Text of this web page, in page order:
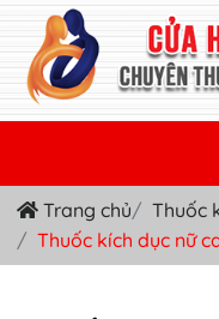
TRANG CHỦ
THUỐC KÍCH DỤC NỮ
Trang chủ Thuốc
Thuốc kích dục nữ